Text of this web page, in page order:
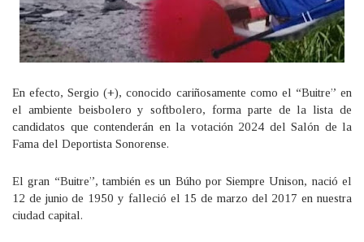
En efecto, Sergio (+), conocido cariñosamente como el “Buitre” en
el ambiente beisbolero y softbolero, forma parte de la lista de
candidatos que contenderán en la votación 2024 del Salón de la
Fama del Deportista Sonorense.
El gran “Buitre”, también es un Búho por Siempre Unison, nació el
12 de junio de 1950 y falleció el 15 de marzo del 2017 en nuestra
ciudad capital.